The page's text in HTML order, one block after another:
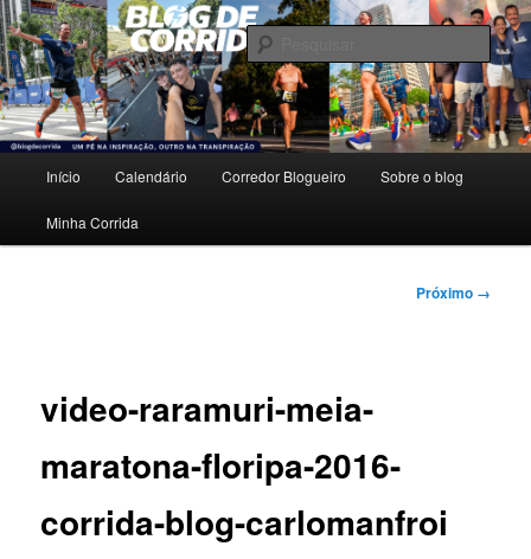
Pular
para
o
conteúdo
principalBlog de Corrida
Um pé na inspiração, outro na transpiração.
principal
Início Calendário Corredor Blogueiro Sobre o blog
Minha Corrida
Próximo →
video-raramuri-meia-
maratona-floripa-2016-
corrida-blog-carlomanfroi